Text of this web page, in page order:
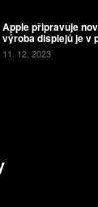
Apple připravuje
výroba displejů je v
11. 12. 2023